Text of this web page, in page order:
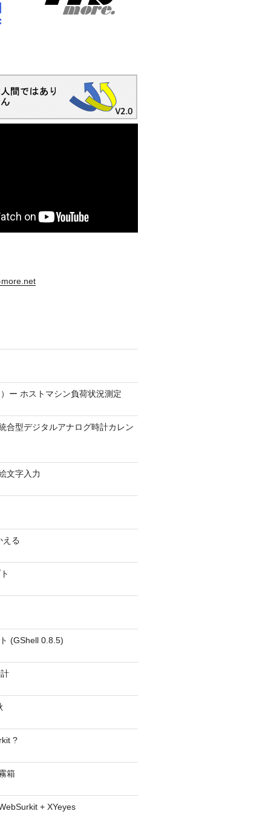
more.net
ー ホストマシン負荷状況測定
合型デジタルアナログ時計カレン
文字入力
える
(GShell 0.8.5)
?
箱
+ XYeyes